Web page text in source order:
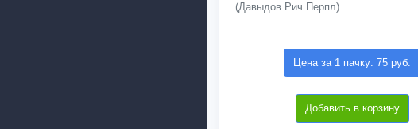
(Давыдов Рич Перпл)
Цена за 1 пачку: 75 руб.
Добавить в корзину